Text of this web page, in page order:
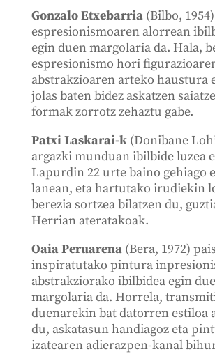
Gonzalo Etxebarria(Bilbo, 1954)
espresionismoaren alorrean
egin duen margolaria da. Hala,
espresionismo hori
abstrakzioaren arteko haustura
jolas baten bidez askatzen
formak zorrotz zehaztu gabe.
Patxi Laskarai-k(Donibane
argazki munduan ibilbide luzea
Lapurdin 22 urte baino gehiago
lanean, eta hartutako irudiekin
berezia sortzea bilatzen du,
Herrian ateratakoak.
Oaia Peruarena(Bera, 1972)
inspiratutako pintura
abstrakziorako ibilbidea egin
margolaria da. Horrela,
duenarekin bat datorren estiloa
du, askatasun handiagoz eta
izatearen adierazpen-kanal